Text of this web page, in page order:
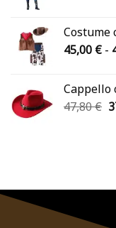
Costume
45,00 € -
Cappello
47,80€ Il